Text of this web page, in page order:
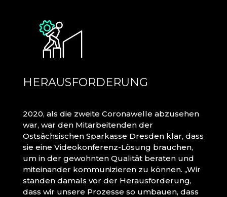
HERAUSFORDERUNG
2020, als die zweite Coronawelle abzusehen
war, war den Mitarbeitenden der
Ostsächsischen Sparkasse Dresden klar, dass
sie eine Videokonferenz-Lösung brauchen,
um in der gewohnten Qualität beraten und
miteinander kommunizieren zu können. „Wir
standen damals vor der Herausforderung,
dass wir unsere Prozesse so umbauen, dass